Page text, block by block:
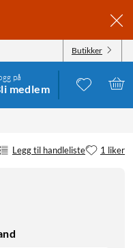
Butikker
på
medlem
Legg til handleliste 1 liker